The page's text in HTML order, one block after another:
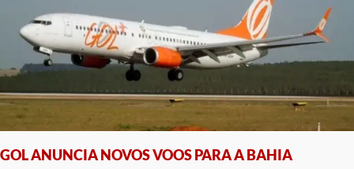
GOL ANUNCIA NOVOS VOOS PARA A BAHIA